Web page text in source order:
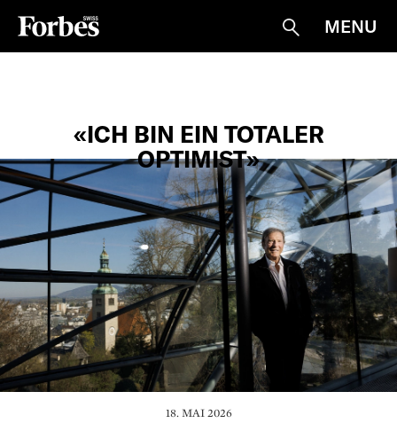
Suche
MENU
«ICH BIN EIN TOTALER
OPTIMIST»
18. MAI 2026